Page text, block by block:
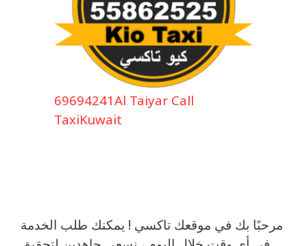
69694241Al Taiyar Call
TaxiKuwait
مرحبًا بك في موقعك تاكسي ! يمكنك طلب الخدمة